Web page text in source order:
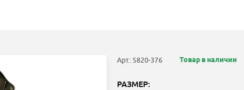
Арт.: 5820-376 Товар в наличии
РАЗМЕР: